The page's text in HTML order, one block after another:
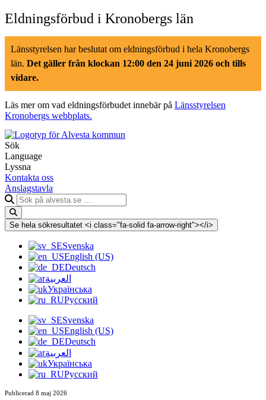
Hoppa
till
innehåll
Eldningsförbud i Kronobergs län
Länsstyrelsen har beslutat om eldningsförbud i hela Kronobergs
län. Det gäller från klockan 12:00 den 24 juni 2026 och tills
vidare.
Läs mer om vad eldningsförbudet innebär på Länsstyrelsen
Kronobergs webbplats.
Sök
Language
Lyssna
Kontakta oss
Anslagstavla
Sök
på
alvesta.se
Se hela sökresultatet <i class="fa-solid fa-arrow-right"></i>
Svenska
English (US)
Deutsch
العربية
Українська
Русский
Svenska
English (US)
Deutsch
العربية
Українська
Русский
Publicerad 8 maj 2026